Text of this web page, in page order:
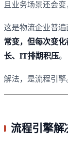
且业务场景还会
这是物流企业普遍
常变，但每次变
长、IT排期积压。
解法，是流程引擎
流程引擎解